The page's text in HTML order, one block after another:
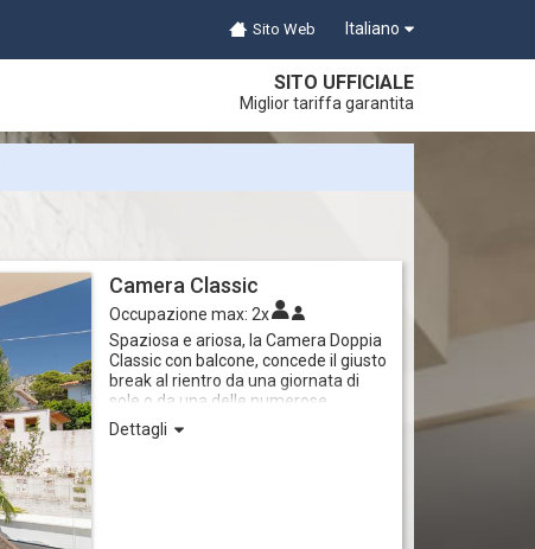
SITO UFFICIALE
Miglior tariffa garantita
Sito Web Italiano
Camera Classic
Occupazione max:2x
Spaziosa e ariosa, la Camera Doppia
Classic con balcone, concede il giusto
break al rientro da una giornata di
sole o da una delle numerose
escursioni. E' provvista di letto
matrimoniale oppure due letti singoli,
Dettagli